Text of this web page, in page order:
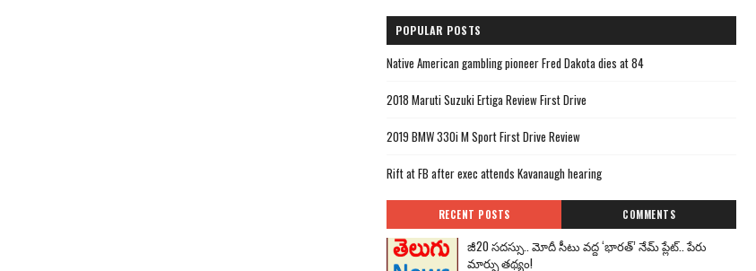
POPULAR POSTS
Native American gambling pioneer Fred Dakota dies at 84
2018 Maruti Suzuki Ertiga Review First Drive
2019 BMW 330i M Sport First Drive Review
Rift at FB after exec attends Kavanaugh hearing
RECENT POSTS COMMENTS
జీ20 సదస్సు.. మోదీ సీటు వద్ద ‘భారత్’ నేమ్ ప్లేట్‌.. పేరు
మార్పు తథ్యం!